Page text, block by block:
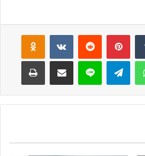
بينتيريست
واتساب لاين